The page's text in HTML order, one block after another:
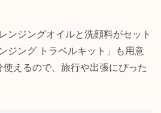
ンジングオイルと洗顔料がセット
ジング トラベルキット」も用意
えるので、旅行や出張にぴった